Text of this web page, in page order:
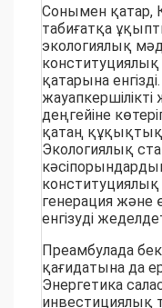
Сонымен қатар,
табиғатқа
экологиялық
қатарына
деңгейіне
қатаң
Экологиялық
конституциялық
генерация және
енгізуді
Преамбулада
қағидатына да
Энергетика
инвестициялық